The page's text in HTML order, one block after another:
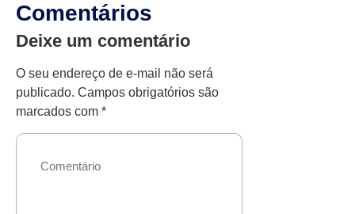
Comentários
Deixe um comentário
O seu endereço de e-mail não será
publicado. Campos obrigatórios são
marcados com *